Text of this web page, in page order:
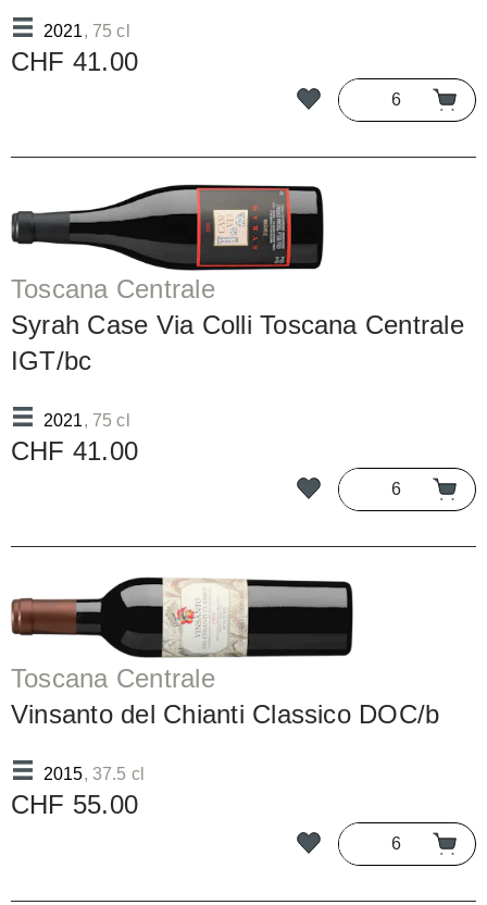
2021, 75 cl
CHF 41.00
Toscana Centrale
Syrah Case Via Colli Toscana Centrale
IGT/bc
2021, 75 cl
CHF 41.00
Toscana Centrale
Vinsanto del Chianti Classico DOC/b
2015, 37.5 cl
CHF 55.00